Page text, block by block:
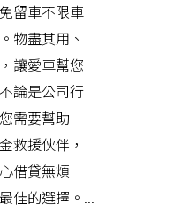
留車不限車
物盡其用、
讓愛車幫您
論是公司行
需要幫助
救援伙伴，
借貸無煩
佳的選擇。...